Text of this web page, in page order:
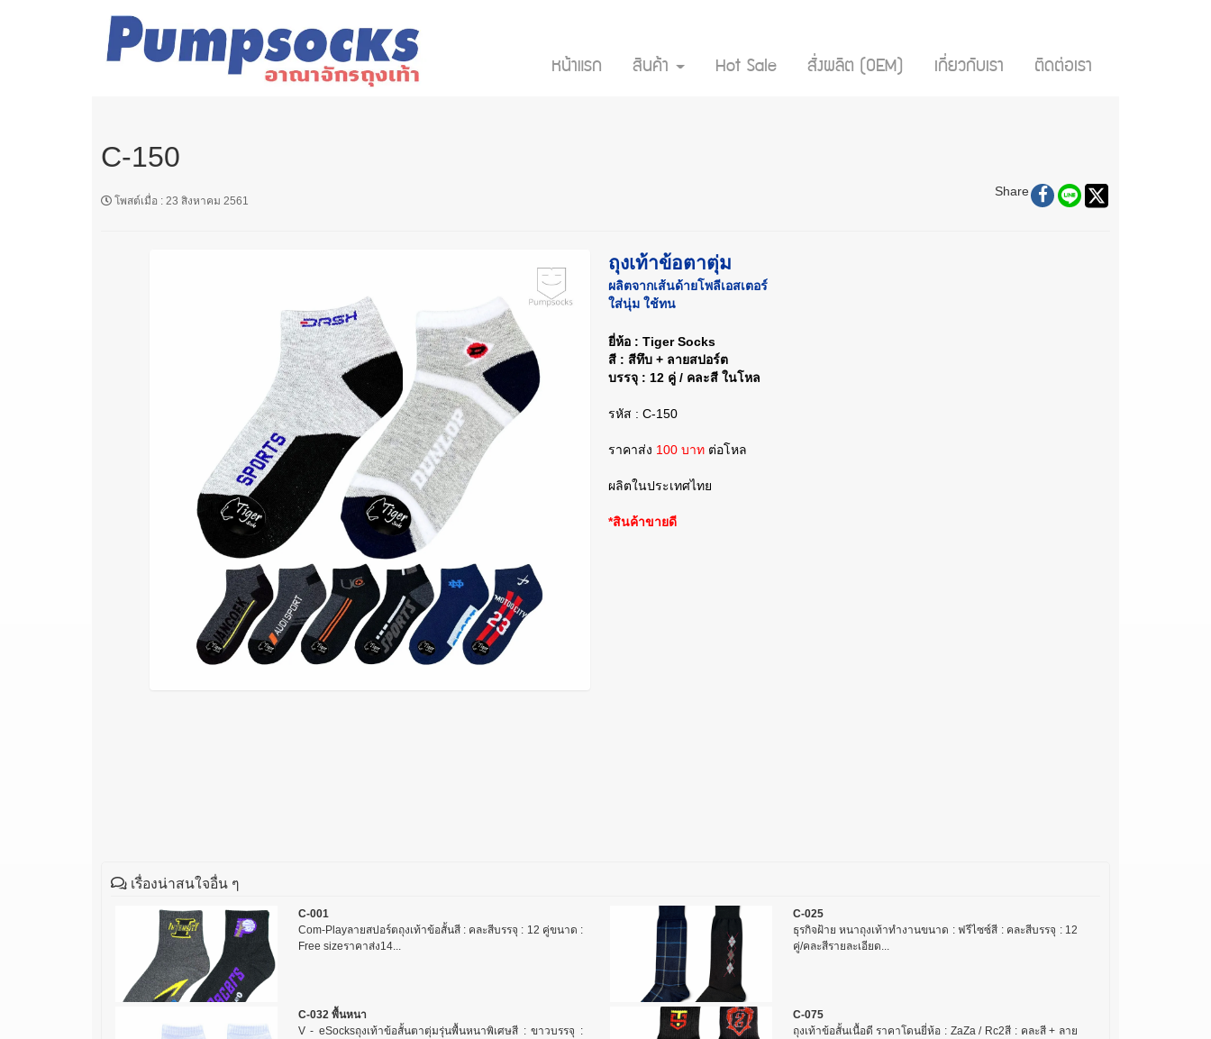
หน้าแรก สินค้า Hot Sale สั่งผลิต (OEM) เกี่ยวกับเรา ติดต่อเรา
C-150
โพสต์เมื่อ : 23 สิงหาคม 2561
Share
ถุงเท้าข้อตาตุ่ม
ผลิตจากเส้นด้ายโพลีเอสเตอร์
ใส่นุ่ม ใช้ทน
ยี่ห้อ : Tiger Socks
สี : สีทึบ + ลายสปอร์ต
บรรจุ : 12 คู่ / คละสี ในโหล
รหัส : C-150
ราคาส่ง 100 บาท ต่อโหล
ผลิตในประเทศไทย
*สินค้าขายดี
เรื่องน่าสนใจอื่น ๆ
C-001
Com-Playลายสปอร์ตถุงเท้าข้อสั้นสี : คละสีบรรจุ : 12 คู่ขนาด :
Free sizeราคาส่ง14...
C-025
ธุรกิจฝ้าย หนาถุงเท้าทำงานขนาด : ฟรีไซซ์สี : คละสีบรรจุ : 12
คู่/คละสีรายละเอียด...
C-032 พื้นหนา
V - eSocksถุงเท้าข้อสั้นตาตุ่มรุ่นพื้นหนาพิเศษสี : ขาวบรรจุ :
C-075
ถุงเท้าข้อสั้นเนื้อดี ราคาโดนยี่ห้อ : ZaZa / Rc2สี : คละสี + ลาย